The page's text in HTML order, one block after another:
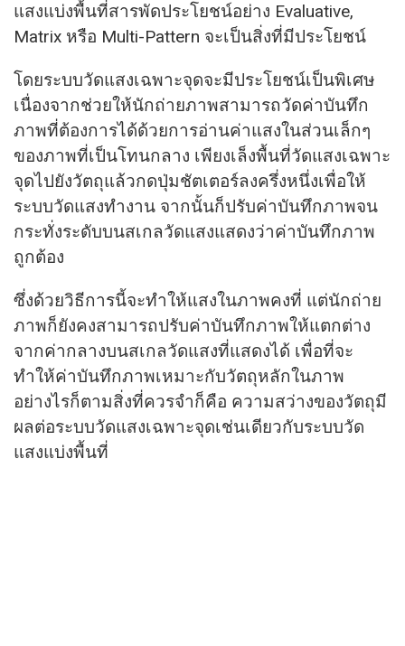
แสงแบ่งพื้นที่สารพัดประโยชน์อย่าง Evaluative,
Matrix หรือ Multi-Pattern จะเป็นสิ่งที่มีประโยชน์
โดยระบบวัดแสงเฉพาะจุดจะมีประโยชน์เป็นพิเศษ
เนื่องจากช่วยให้นักถ่ายภาพสามารถวัดค่าบันทึก
ภาพที่ต้องการได้ด้วยการอ่านค่าแสงในส่วนเล็กๆ
ของภาพที่เป็นโทนกลาง เพียงเล็งพื้นที่วัดแสงเฉพาะ
จุดไปยังวัตถุแล้วกดปุ่มชัตเตอร์ลงครึ่งหนึ่งเพื่อให้
ระบบวัดแสงทำงาน จากนั้นก็ปรับค่าบันทึกภาพจน
กระทั่งระดับบนสเกลวัดแสงแสดงว่าค่าบันทึกภาพ
ถูกต้อง
ซึ่งด้วยวิธีการนี้จะทำให้แสงในภาพคงที่ แต่นักถ่าย
ภาพก็ยังคงสามารถปรับค่าบันทึกภาพให้แตกต่าง
จากค่ากลางบนสเกลวัดแสงที่แสดงได้ เพื่อที่จะ
ทำให้ค่าบันทึกภาพเหมาะกับวัตถุหลักในภาพ
อย่างไรก็ตามสิ่งที่ควรจำก็คือ ความสว่างของวัตถุมี
ผลต่อระบบวัดแสงเฉพาะจุดเช่นเดียวกับระบบวัด
แสงแบ่งพื้นที่